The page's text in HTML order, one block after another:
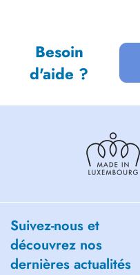
Besoin
d'aide ?
Suivez-nous et
découvrez nos
dernières actualités